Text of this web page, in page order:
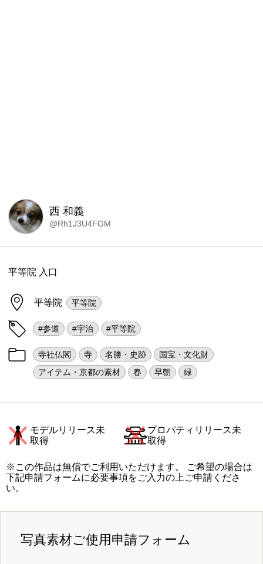
西 和義
@Rh1J3U4FGM
平等院 入口
平等院 平等院
#参道 #宇治 #平等院
寺社仏閣 寺 名勝・史跡
国宝・文化財
アイテム・京都の素材
春 早朝 緑
モデルリリース未
取得
プロパティリリース未
取得
※この作品は無償でご利用いただけます。 ご希望の場合は
下記申請フォームに必要事項をご入力の上ご申請くださ
い。
写真素材ご使用申請フォーム